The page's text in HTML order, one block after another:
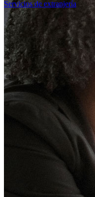
Servicios de extranjería